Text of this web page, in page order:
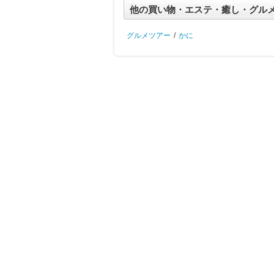
他の買い物・エステ・癒し・グル
グルメツアー / かに